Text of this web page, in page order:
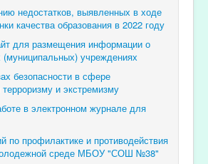
недостатков, выявленных в ходе
качества образования в 2022 году
для размещения информации о
(муниципальных) учреждениях
безопасности в сфере
терроризму и экстремизму
в электронном журнале для
по профилактике и противодействия
среде МБОУ "СОШ №38"